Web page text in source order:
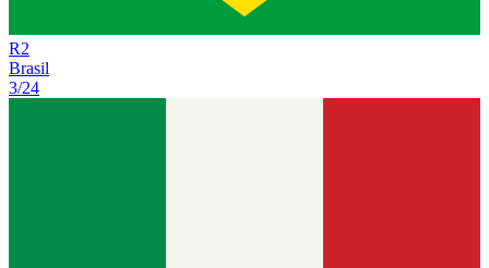
R2
Brasil
3/24